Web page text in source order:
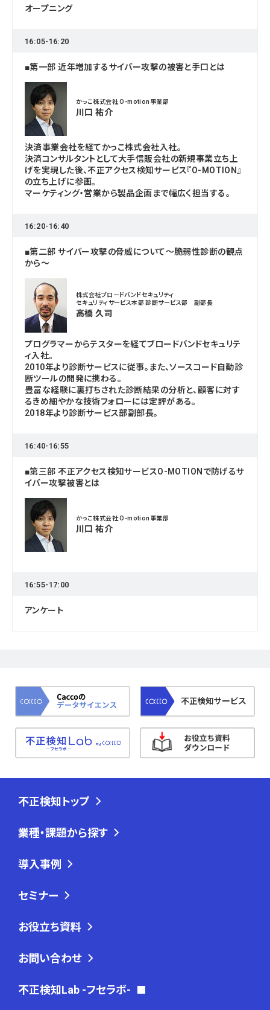
オープニング
16:05-16:20
■第一部 近年増加するサイバー攻撃の被害と手口とは
かっこ株式会社 O-motion事業部
川口 祐介
決済事業会社を経てかっこ株式会社入社。
決済コンサルタントとして大手信販会社の新規事業立ち上
げを実現した後、不正アクセス検知サービス『O-MOTION』
の立ち上げに参画。
マーケティング・営業から製品企画まで幅広く担当する。
16:20-16:40
■第二部 サイバー攻撃の脅威について～脆弱性診断の観点
から～
株式会社ブロードバンドセキュリティ
セキュリティサービス本部 診断サービス部 副部長
高橋 久司
プログラマーからテスターを経てブロードバンドセキュリテ
ィ入社。
2010年より診断サービスに従事。また、ソースコード自動診
断ツールの開発に携わる。
豊富な経験に裏打ちされた診断結果の分析と、顧客に対す
るきめ細やかな技術フォローには定評がある。
2018年より診断サービス部副部長。
16:40-16:55
■第三部 不正アクセス検知サービスO-MOTIONで防げるサ
イバー攻撃被害とは
かっこ株式会社 O-motion事業部
川口 祐介
16:55-17:00
アンケート
不正検知トップ
業種・課題から探す
導入事例
セミナー
お役立ち資料
お問い合わせ
不正検知Lab -フセラボ-